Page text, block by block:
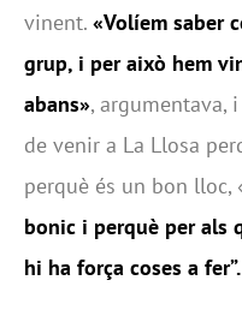
vinent. «Volíem saber
grup, i per això hem
abans», argumentava,
de venir a La Llosa
perquè és un bon lloc,
bonic i perquè per als
hi ha força coses a fer”.